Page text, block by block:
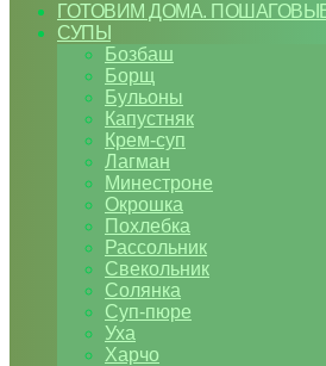
ГОТОВИМ ДОМА.
СУПЫ
Бозбаш
Борщ
Бульоны
Капустняк
Крем-суп
Лагман
Минестроне
Окрошка
Похлебка
Рассольник
Свекольник
Солянка
Суп-пюре
Уха
Харчо